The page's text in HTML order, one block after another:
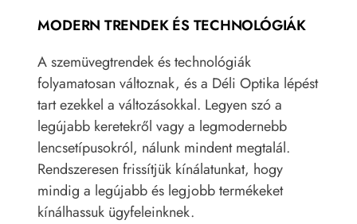
MODERN TRENDEK ÉS TECHNOLÓGIÁK
A szemüvegtrendek és technológiák
folyamatosan változnak, és a Déli Optika lépést
tart ezekkel a változásokkal. Legyen szó a
legújabb keretekről vagy a legmodernebb
lencsetípusokról, nálunk mindent megtalál.
Rendszeresen frissítjük kínálatunkat, hogy
mindig a legújabb és legjobb termékeket
kínálhassuk ügyfeleinknek.